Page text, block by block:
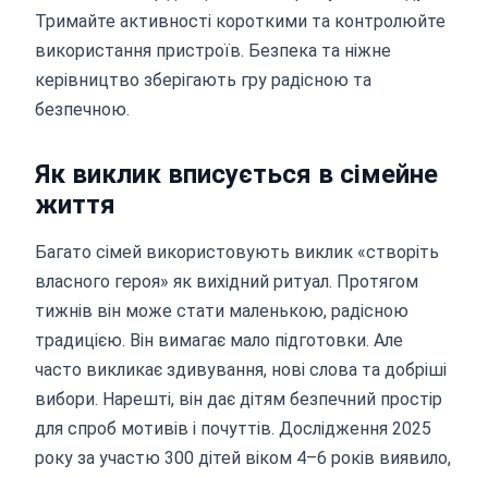
Тримайте активності короткими та контролюйте
використання пристроїв. Безпека та ніжне
керівництво зберігають гру радісною та
безпечною.
Як виклик вписується в сімейне
життя
Багато сімей використовують виклик «створіть
власного героя» як вихідний ритуал. Протягом
тижнів він може стати маленькою, радісною
традицією. Він вимагає мало підготовки. Але
часто викликає здивування, нові слова та добріші
вибори. Нарешті, він дає дітям безпечний простір
для спроб мотивів і почуттів. Дослідження 2025
року за участю 300 дітей віком 4–6 років виявило,